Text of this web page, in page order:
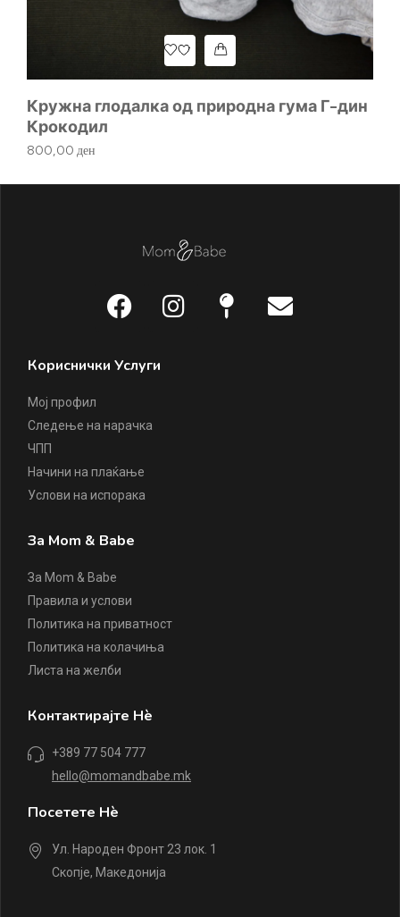
Кружна глодалка од природна гума Г-дин
Крокодил
800,00 ден
Кориснички Услуги
Мој профил
Следење на нарачка
ЧПП
Начини на плаќање
Услови на испорака
За Mom & Babe
За Mom & Babe
Правила и услови
Политика на приватност
Политика на колачиња
Листа на желби
Контактирајте Нè
+389 77 504 777
hello@momandbabe.mk
Посетете Нè
Ул. Народен Фронт 23 лок. 1
Скопје, Македонија